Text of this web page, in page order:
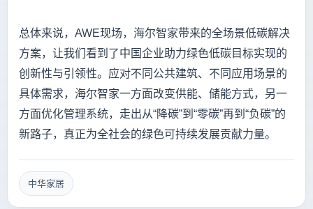
总体来说，AWE现场，海尔智家带来的全场景低碳解决
方案，让我们看到了中国企业助力绿色低碳目标实现的
创新性与引领性。应对不同公共建筑、不同应用场景的
具体需求，海尔智家一方面改变供能、储能方式，另一
方面优化管理系统，走出从“降碳”到“零碳”再到“负碳”的
新路子，真正为全社会的绿色可持续发展贡献力量。
中华家居